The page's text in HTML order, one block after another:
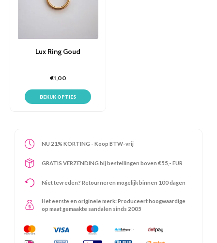
Lux Ring Goud
€1,00
BEKIJK OPTIES
NU 21% KORTING - Koop BTW-vrij
GRATIS VERZENDING bij bestellingen boven €55,- EUR
Niet tevreden? Retourneren mogelijk binnen 100 dagen
Het eerste en originele merk: Produceert hoogwaardige
op maat gemaakte sandalen sinds 2005